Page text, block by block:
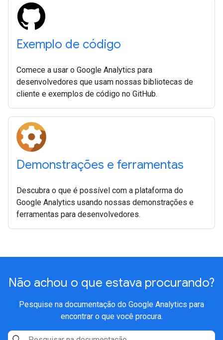
Exemplo de código
Comece a usar o Google Analytics para
desenvolvedores que usam nossas bibliotecas de
cliente e exemplos de código no GitHub.
Demonstrações e ferramentas
Descubra o que é possível com a plataforma do
Google Analytics usando nossas demonstrações e
ferramentas para desenvolvedores.
Não achou o que estava procurando?
Pesquise na documentação do Google Analytics para
encontrar o que você procura.